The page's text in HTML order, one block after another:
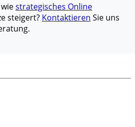
strategisches Online
steigert? Kontaktieren Sie uns